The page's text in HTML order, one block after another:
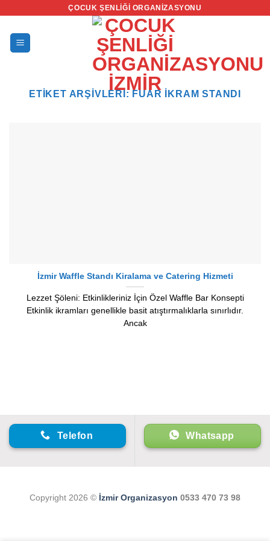
ÇOCUK ŞENLIĞI ORGANIZASYONU
ETIKET ARŞIVLERI: FUAR IKRAM STANDI
İzmir Waffle Standı Kiralama ve Catering Hizmeti
Lezzet Şöleni: Etkinlikleriniz İçin Özel Waffle Bar Konsepti
Etkinlik ikramları genellikle basit atıştırmalıklarla sınırlıdır.
Ancak
Telefon Whatsapp
Copyright 2026 © İzmir Organizasyon 0533 470 73 98